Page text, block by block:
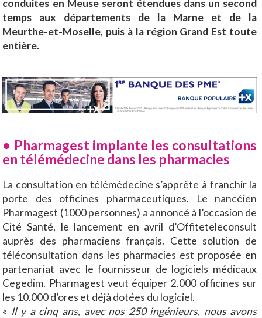
conduites en Meuse seront étendues dans un second
temps aux départements de la Marne et de la
Meurthe-et-Moselle, puis à la région Grand Est toute
entière.
• Pharmagest implante les consultations
en télémédecine dans les pharmacies
La consultation en télémédecine s’apprête à franchir la
porte des officines pharmaceutiques. Le nancéien
Pharmagest (1000 personnes) a annoncé à l’occasion de
Cité Santé, le lancement en avril d’Offiteteleconsult
auprès des pharmaciens français. Cette solution de
téléconsultation dans les pharmacies est proposée en
partenariat avec le fournisseur de logiciels médicaux
Cegedim. Pharmagest veut équiper 2.000 officines sur
les 10.000 d’ores et déjà dotées du logiciel.
« Il y a cinq ans, avec nos 250 ingénieurs, nous avons